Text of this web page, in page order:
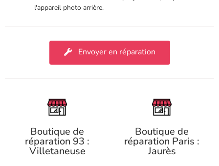
l'appareil photo arrière.
Envoyer en réparation
Boutique de
réparation 93 :
Villetaneuse
Boutique de
réparation Paris :
Jaurès